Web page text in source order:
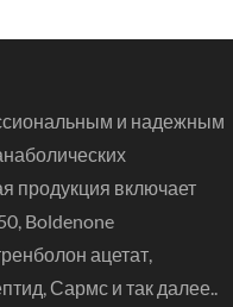
и надежным
продукция включает
Boldenone
ацетат,
Сармс и так далее..